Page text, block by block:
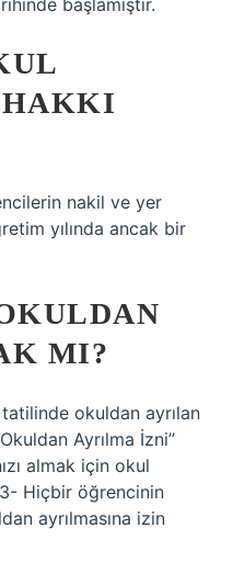
başlamıştır.
nakil ve yer
yılında ancak bir
MI?
okuldan ayrılan
Ayrılma İzni”
almak için okul
Hiçbir öğrencinin
ayrılmasına izin